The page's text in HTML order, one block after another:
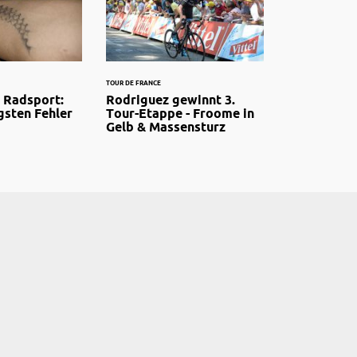
Fehler
TOUR DE FRANCE
Rodriguez gewinnt 3.
Tour-Etappe - Froome in
Gelb & Massensturz